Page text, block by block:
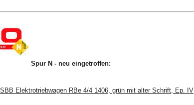
Spur N - neu eingetroffen:
Elektrotriebwagen RBe 4/4 1406, grün mit alter Schrift, Ep. IV